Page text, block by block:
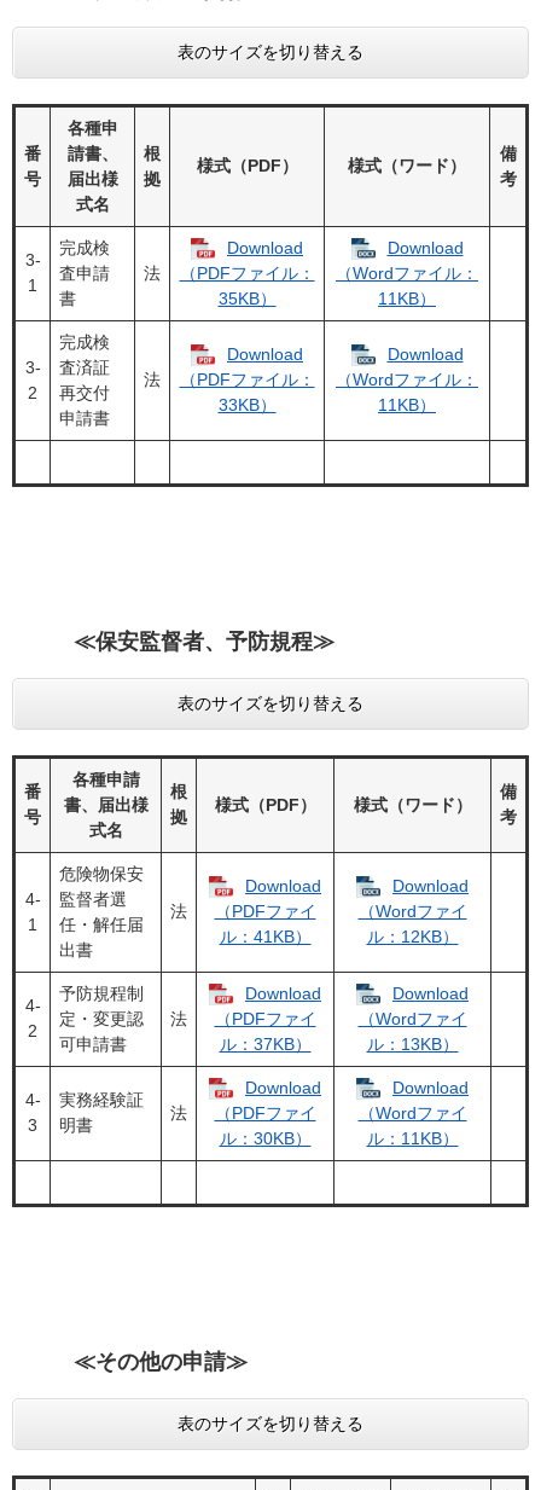
表のサイズを切り替える
番
号
各種申
請書、
届出様
式名
根
拠
様式（PDF） 様式（ワード）
備
考
3‐
1
完成検
査申請
書
法
Download
（PDFファイル：
35KB）
Download
（Wordファイル：
11KB）
3‐
2
完成検
査済証
再交付
申請書
法
Download
（PDFファイル：
33KB）
Download
（Wordファイル：
11KB）
≪保安監督者、予防規程≫
表のサイズを切り替える
番
号
各種申請
書、届出様
式名
根
拠
様式（PDF） 様式（ワード）
備
考
4‐
1
危険物保安
監督者選
任・解任届
出書
法
Download
（PDFファイ
ル：41KB）
Download
（Wordファイ
ル：12KB）
4‐
2
予防規程制
定・変更認
可申請書
法
Download
（PDFファイ
ル：37KB）
Download
（Wordファイ
ル：13KB）
4‐
3
実務経験証
明書
法
Download
（PDFファイ
ル：30KB）
Download
（Wordファイ
ル：11KB）
≪その他の申請≫
表のサイズを切り替える